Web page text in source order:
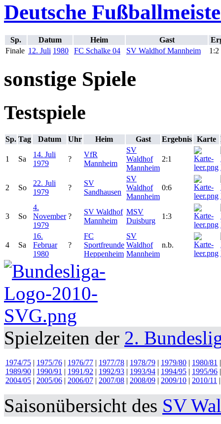
Deutsche
Sp. Datum Heim Gast
Finale 12. Juli 1980 FC Schalke 04 SV Waldhof Mannheim 1:2
sonstige Spiele
Testspiele
Sp. Tag Datum Uhr Heim Gast Ergebnis Karte
1 Sa
14. Juli
1979
?
VfR
Mannheim
SV
Waldhof
Mannheim
2:1
2 So
22. Juli
1979
?
SV
Sandhausen
SV
Waldhof
Mannheim
0:6
3 So
4.
November
1979
?
SV Waldhof
Mannheim
MSV
Duisburg
1:3
4 Sa
16.
Februar
1980
?
FC
Sportfreunde
Heppenheim
SV
Waldhof
Mannheim
n.b.
Spielzeiten der 2.
1974/75 | 1975/76 | 1976/77 | 1977/78 | 1978/79 | 1979/80 | 1980/81
1989/90 | 1990/91 | 1991/92 | 1992/93 | 1993/94 | 1994/95 | 1995/96
2004/05 | 2005/06 | 2006/07 | 2007/08 | 2008/09 | 2009/10 | 2010/11
Saisonübersicht des SV